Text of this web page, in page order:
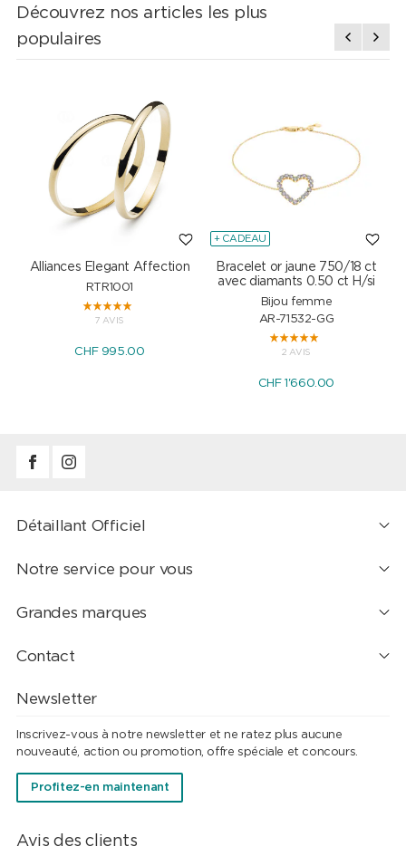
Découvrez nos articles les plus
populaires
Alliances Elegant Affection
RTR1001
7 AVIS
CHF 995.00
+ CADEAU
Bracelet or jaune 750/18 ct
avec diamants 0.50 ct H/si
Bijou femme
AR-71532-GG
2 AVIS
CHF 1'660.00
Détaillant Officiel
Notre service pour vous
Grandes marques
Contact
Newsletter
Inscrivez-vous à notre newsletter et ne ratez plus aucune
nouveauté, action ou promotion, offre spéciale et concours.
Profitez-en maintenant
Avis des clients